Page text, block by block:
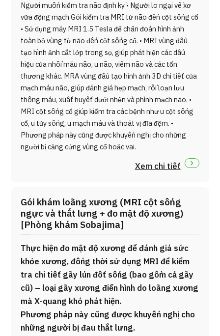
Người muốn kiểm tra não định kỳ • Người lo ngại về xơ
vữa động mạch Gói kiểm tra MRI từ não đến cột sống cổ
• Sử dụng máy MRI 1.5 Tesla để chẩn đoán hình ảnh
toàn bộ vùng từ não đến cột sống cổ. • MRI vùng đầu
tạo hình ảnh cắt lớp trong sọ, giúp phát hiện các dấu
hiệu của nhồi máu não, u não, viêm não và các tổn
thương khác. MRA vùng đầu tạo hình ảnh 3D chi tiết của
mạch máu não, giúp đánh giá hẹp mạch, rối loạn lưu
thông máu, xuất huyết dưới nhện và phình mạch não. •
MRI cột sống cổ giúp kiểm tra các bệnh như u cột sống
cổ, u tủy sống, u mạch máu và thoát vị đĩa đệm. •
Phương pháp này cũng được khuyến nghị cho những
người bị căng cứng vùng cổ hoặc vai.
Xem chi tiết
Gói khám loãng xương (MRI cột sống
ngực và thắt lưng + đo mật độ xương)
[Phòng khám Sobajima]
Thực hiện đo mật độ xương để đánh giá sức
khỏe xương, đồng thời sử dụng MRI để kiểm
tra chi tiết gãy lún đốt sống (bao gồm cả gãy
cũ) – loại gãy xương điển hình do loãng xương
mà X-quang khó phát hiện.
Phương pháp này cũng được khuyến nghị cho
những người bị đau thắt lưng.